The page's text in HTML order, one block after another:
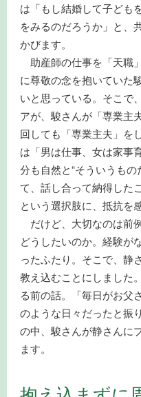
は「もし結婚して子ども
をみるのだろうか」と、
かびます。
助産師の仕事を「天職
に尊敬の念を抱いていた
いと思っている。そこで
アが、駿さんが「専業主
回しても「専業主夫」を
は「男は仕事、女は家事
分も自然と“そういうも
て、話し合って納得した
という選択肢に、抵抗を
だけど、大切なのは前
どうしたいのか。経験が
ったふたり。そこで、静
教え込むことにしました
る前の話。「毎日がお父
のような日々だったと振
の中、駿さんが静さんに
ます。